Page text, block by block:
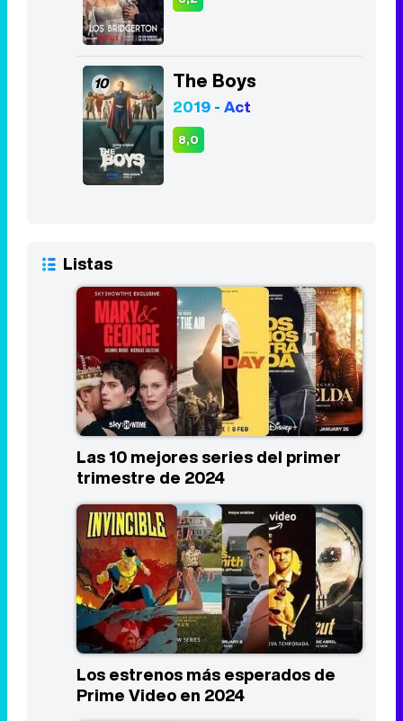
8,0
Listas
Las 10 mejores series del primer
trimestre de 2024
Los estrenos más esperados de
Prime Video en 2024